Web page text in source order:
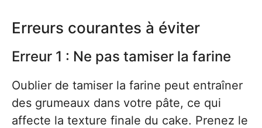
Erreurs courantes à éviter
Erreur 1 : Ne pas tamiser la farine
Oublier de tamiser la farine peut entraîner
des grumeaux dans votre pâte, ce qui
affecte la texture finale du cake. Prenez le